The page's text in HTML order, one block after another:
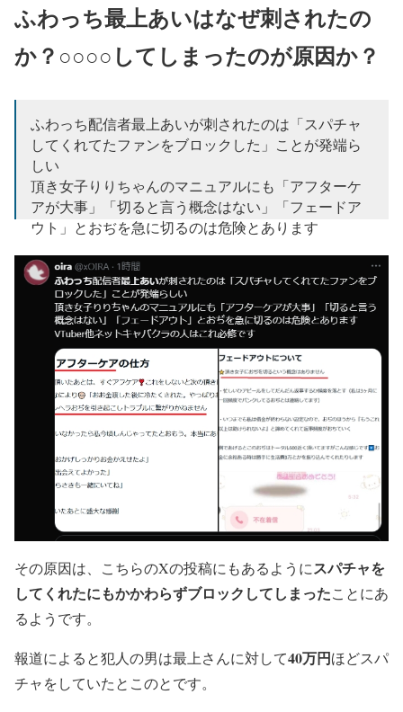
ふわっち最上あいはなぜ刺されたの
か？○○○○してしまったのが原因か？
ふわっち配信者最上あいが刺されたのは「スパチャ
してくれてたファンをブロックした」ことが発端ら
しい
頂き女子りりちゃんのマニュアルにも「アフターケ
アが大事」「切ると言う概念はない」「フェードア
ウト」とおぢを急に切るのは危険とあります
https://t.co/xr9cVR63ik
— oira (@xOIRA)March 11, 2025
その原因は、こちらのXの投稿にもあるようにスパチャを
してくれたにもかかわらずブロックしてしまったことにあ
るようです。
報道によると犯人の男は最上さんに対して40万円ほどスパ
チャをしていたとこのとです。